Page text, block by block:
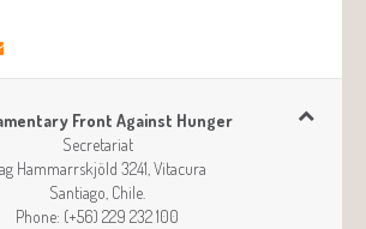
Front Against Hunger
Secretariat
Hammarrskjöld 3241, Vitacura
Santiago Chile
Phone: (+56) 229 232 100